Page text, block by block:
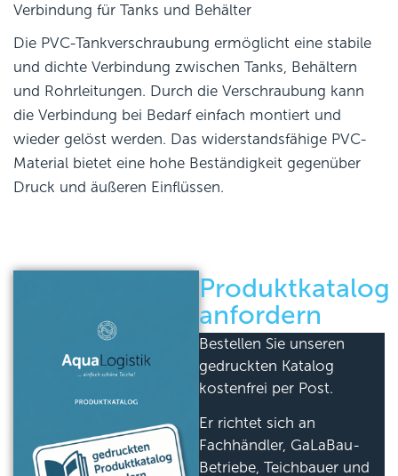
Verbindung für Tanks und Behälter
Die PVC-Tankverschraubung ermöglicht eine stabile
und dichte Verbindung zwischen Tanks, Behältern
und Rohrleitungen. Durch die Verschraubung kann
die Verbindung bei Bedarf einfach montiert und
wieder gelöst werden. Das widerstandsfähige PVC-
Material bietet eine hohe Beständigkeit gegenüber
Druck und äußeren Einflüssen.
Produktkatalog
anfordern
Bestellen Sie unseren
gedruckten Katalog
kostenfrei per Post.
Er richtet sich an
Fachhändler, GaLaBau-
Betriebe, Teichbauer und